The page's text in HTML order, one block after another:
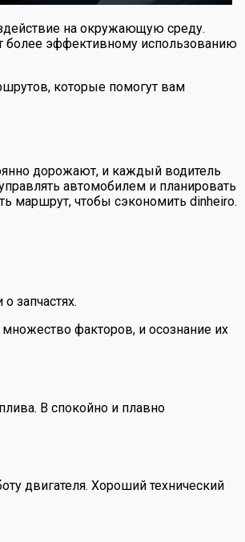
на окружающую среду.
более эффективному использованию
которые помогут вам
дорожают, и каждый водитель
автомобилем и планировать
маршрут, чтобы сэкономить dinheiro.
запчастях.
факторов, и осознание их
В спокойно и плавно
двигателя. Хороший технический